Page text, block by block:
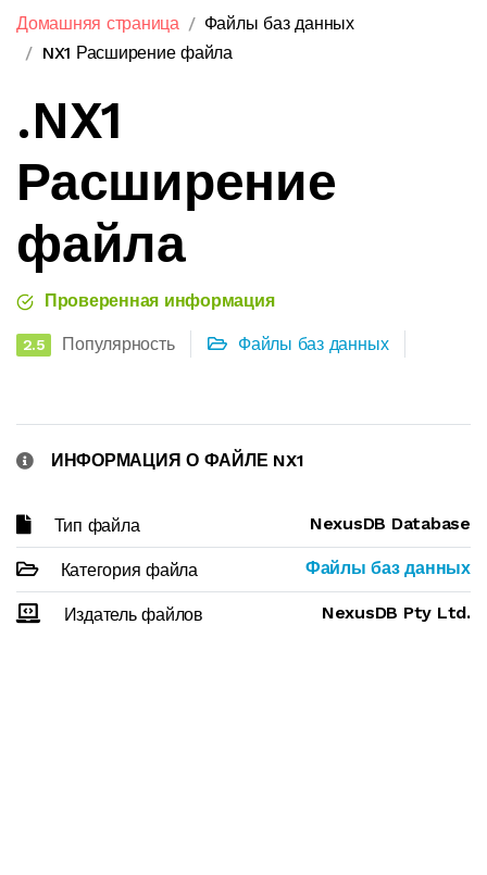
Домашняя страница
Файлы баз данных
NX1 Расширение файла
.NX1
Расширение
файла
Проверенная информация
2.5 Популярность Файлы баз данных
ИНФОРМАЦИЯ О ФАЙЛЕ NX1
Тип файла NexusDB Database
Категория файла Файлы баз данных
Издатель файлов NexusDB Pty Ltd.